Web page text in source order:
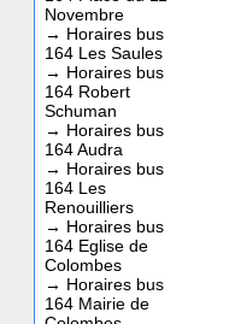
Novembre
→ Horaires bus
164 Les Saules
→ Horaires bus
164 Robert
Schuman
→ Horaires bus
164 Audra
→ Horaires bus
164 Les
Renouilliers
→ Horaires bus
164 Eglise de
Colombes
→ Horaires bus
164 Mairie de